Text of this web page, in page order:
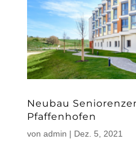
Neubau
Pfaffenhofen
von admin | Dez. 5, 2021